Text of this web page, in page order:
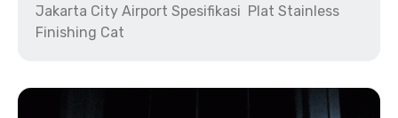
Jakarta City Airport Spesifikasi Plat Stainless
Finishing Cat